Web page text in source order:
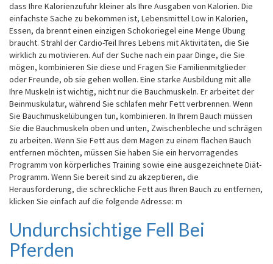
dass Ihre Kalorienzufuhr kleiner als Ihre Ausgaben von Kalorien. Die
einfachste Sache zu bekommen ist, Lebensmittel Low in Kalorien,
Essen, da brennt einen einzigen Schokoriegel eine Menge Übung
braucht. Strahl der Cardio-Teil Ihres Lebens mit Aktivitäten, die Sie
wirklich zu motivieren. Auf der Suche nach ein paar Dinge, die Sie
mögen, kombinieren Sie diese und Fragen Sie Familienmitglieder
oder Freunde, ob sie gehen wollen. Eine starke Ausbildung mit alle
Ihre Muskeln ist wichtig, nicht nur die Bauchmuskeln. Er arbeitet der
Beinmuskulatur, während Sie schlafen mehr Fett verbrennen. Wenn
Sie Bauchmuskelübungen tun, kombinieren. In Ihrem Bauch müssen
Sie die Bauchmuskeln oben und unten, Zwischenbleche und schrägen
zu arbeiten. Wenn Sie Fett aus dem Magen zu einem flachen Bauch
entfernen möchten, müssen Sie haben Sie ein hervorragendes
Programm von körperliches Training sowie eine ausgezeichnete Diät-
Programm. Wenn Sie bereit sind zu akzeptieren, die
Herausforderung, die schreckliche Fett aus Ihren Bauch zu entfernen,
klicken Sie einfach auf die folgende Adresse: m
Undurchsichtige
Fell
Bei
Undurchsichtige Fell Bei
Pferden